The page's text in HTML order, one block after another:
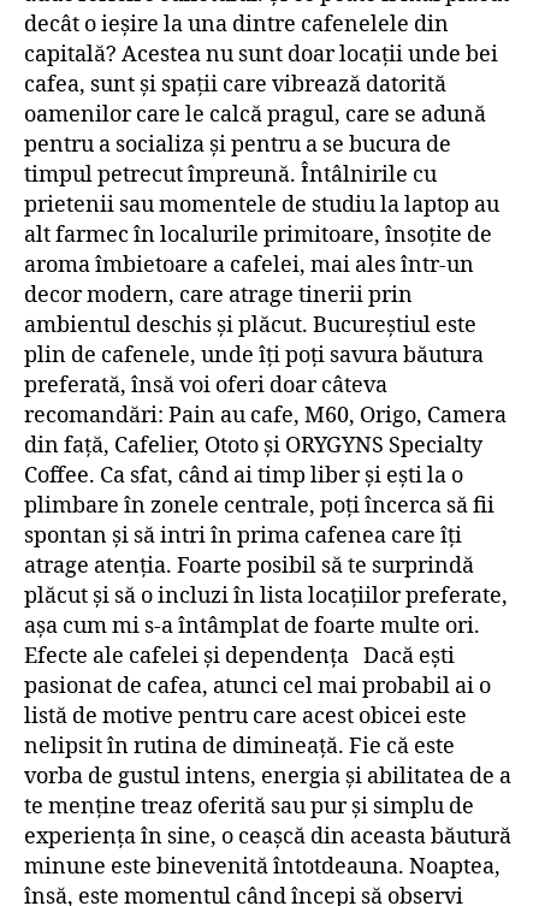
decât o ieșire la una dintre cafenelele din
capitală? Acestea nu sunt doar locații unde bei
cafea, sunt și spații care vibrează datorită
oamenilor care le calcă pragul, care se adună
pentru a socializa și pentru a se bucura de
timpul petrecut împreună. Întâlnirile cu
prietenii sau momentele de studiu la laptop au
alt farmec în localurile primitoare, însoțite de
aroma îmbietoare a cafelei, mai ales într-un
decor modern, care atrage tinerii prin
ambientul deschis și plăcut. Bucureștiul este
plin de cafenele, unde îți poți savura băutura
preferată, însă voi oferi doar câteva
recomandări: Pain au cafe, M60, Origo, Camera
din față, Cafelier, Ototo și ORYGYNS Specialty
Coffee. Ca sfat, când ai timp liber și ești la o
plimbare în zonele centrale, poți încerca să fii
spontan și să intri în prima cafenea care îți
atrage atenția. Foarte posibil să te surprindă
plăcut și să o incluzi în lista locațiilor preferate,
așa cum mi s-a întâmplat de foarte multe ori.
Efecte ale cafelei și dependența Dacă ești
pasionat de cafea, atunci cel mai probabil ai o
listă de motive pentru care acest obicei este
nelipsit în rutina de dimineață. Fie că este
vorba de gustul intens, energia și abilitatea de a
te menține treaz oferită sau pur și simplu de
experiența în sine, o ceașcă din aceasta băutură
minune este binevenită întotdeauna. Noaptea,
însă, este momentul când începi să observi